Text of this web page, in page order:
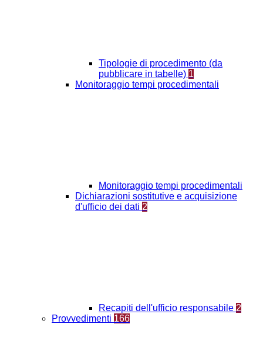
Tipologie di procedimento (da
pubblicare in tabelle) 1
Monitoraggio tempi procedimentali
Monitoraggio tempi procedimentali
Dichiarazioni sostitutive e acquisizione
d'ufficio dei dati 2
Recapiti dell'ufficio responsabile 2
Provvedimenti 166